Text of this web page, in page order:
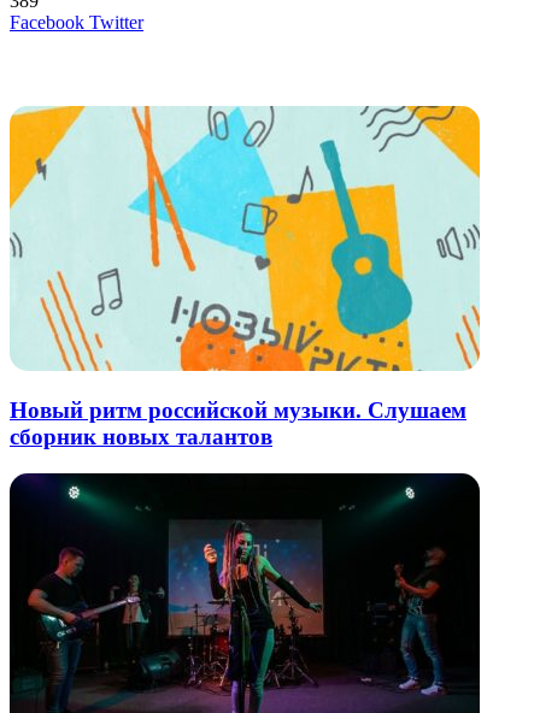
Facebook TwitterLinkedIn
Tumblr
Reddit
Вконтакте
Одноклассники
Skype
Messenger
Messenger
WhatsApp
Telegram
Viber
Line
Поделиться
Печатать
Новый ритм российской музыки. Слушаем
сборник новых талантов